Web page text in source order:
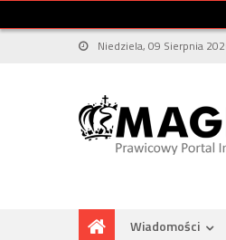
Niedziela, 09 Sierpnia
Wiadomości